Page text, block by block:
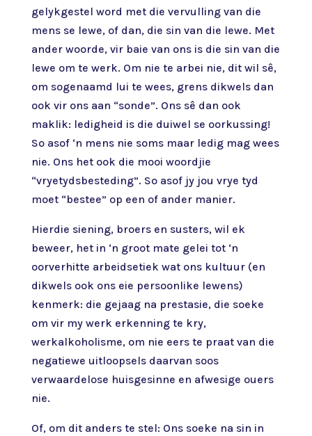
gelykgestel word met die vervulling van die
mens se lewe, of dan, die sin van die lewe. Met
ander woorde, vir baie van ons is die sin van die
lewe om te werk. Om nie te arbei nie, dit wil sê,
om sogenaamd lui te wees, grens dikwels dan
ook vir ons aan “sonde”. Ons sê dan ook
maklik: ledigheid is die duiwel se oorkussing!
So asof ‘n mens nie soms maar ledig mag wees
nie. Ons het ook die mooi woordjie
“vryetydsbesteding”. So asof jy jou vrye tyd
moet “bestee” op een of ander manier.
Hierdie siening, broers en susters, wil ek
beweer, het in ‘n groot mate gelei tot ‘n
oorverhitte arbeidsetiek wat ons kultuur (en
dikwels ook ons eie persoonlike lewens)
kenmerk: die gejaag na prestasie, die soeke
om vir my werk erkenning te kry,
werkalkoholisme, om nie eers te praat van die
negatiewe uitloopsels daarvan soos
verwaardelose huisgesinne en afwesige ouers
nie.
Of, om dit anders te stel: Ons soeke na sin in